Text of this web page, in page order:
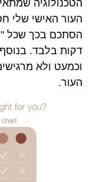
את עוצמת
חסכו לי הרבה מאוד
השימוש
את הלייזר